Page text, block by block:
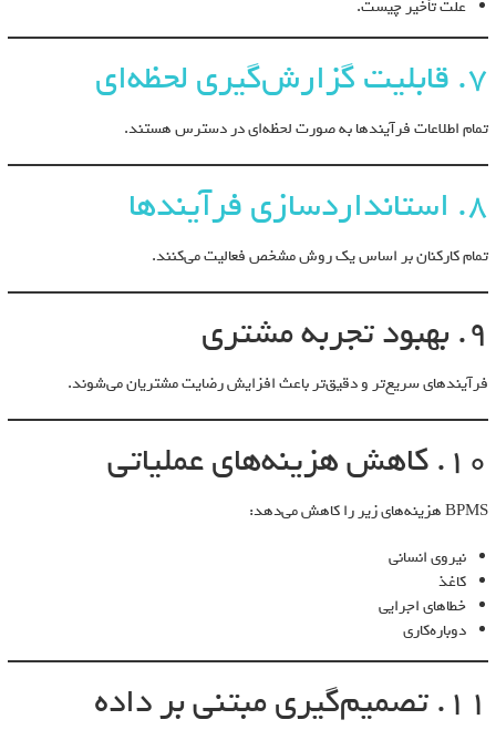
علت تأخیر چیست.
7. قابلیت گزارش‌گیری لحظه‌ای
تمام اطلاعات فرآیندها به صورت لحظه‌ای در دسترس هستند.
8. استانداردسازی فرآیندها
تمام کارکنان بر اساس یک روش مشخص فعالیت می‌کنند.
9. بهبود تجربه مشتری
فرآیندهای سریع‌تر و دقیق‌تر باعث افزایش رضایت مشتریان می‌شوند.
10. کاهش هزینه‌های عملیاتی
BPMS هزینه‌های زیر را کاهش می‌دهد:
نیروی انسانی
کاغذ
خطاهای اجرایی
دوباره‌کاری
11. تصمیم‌گیری مبتنی بر داده